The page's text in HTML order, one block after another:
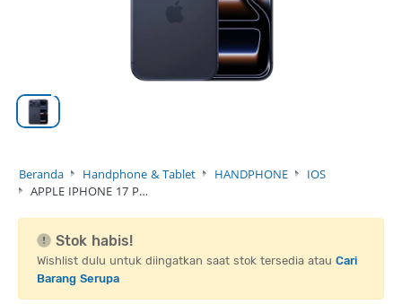
Beranda Handphone & Tablet HANDPHONE
IOS
APPLE IPHONE 17 P…
Stok habis!
Wishlist dulu untuk diingatkan saat stok tersedia atau Cari
Barang Serupa